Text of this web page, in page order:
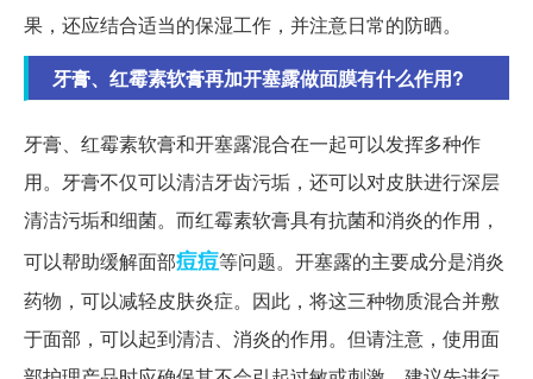
果，还应结合适当的保湿工作，并注意日常的防晒。
牙膏、红霉素软膏再加开塞露做面膜有什么作用?
牙膏、红霉素软膏和开塞露混合在一起可以发挥多种作
用。牙膏不仅可以清洁牙齿污垢，还可以对皮肤进行深层
清洁污垢和细菌。而红霉素软膏具有抗菌和消炎的作用，
可以帮助缓解面部痘痘等问题。开塞露的主要成分是消炎
药物，可以减轻皮肤炎症。因此，将这三种物质混合并敷
于面部，可以起到清洁、消炎的作用。但请注意，使用面